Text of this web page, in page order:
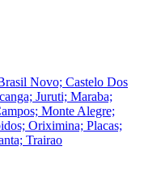
Novo; Castelo Dos
Juruti; Maraba;
Monte Alegre;
Oriximina; Placas;
Trairao